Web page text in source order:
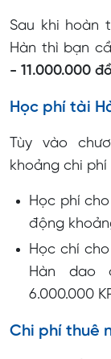
Sau khi hoàn
Hàn thì bạn
- 11.000.000
Học phí tài
Tùy vào
khoảng chi
Học phí
động
Học chí
Hàn dao
6.000.000
Chi phí thuê